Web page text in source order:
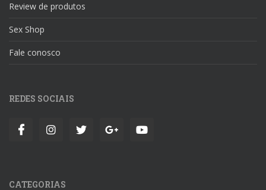
Review de produtos
Sex Shop
Fale conosco
REDES SOCIAIS
CATEGORIAS